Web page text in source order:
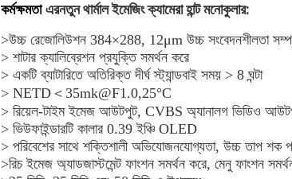
কর্মক্ষমতা এরনতুন থার্মাল ইমেজিং ক্যামেরা হান্ট মনোকুলার:
>উচ্চ রেজোলিউশন 384×288, 12μm উচ্চ সংবেদনশীলতা
> শাটার ক্যালিব্রেশন প্রযুক্তি সমর্থন করে
> একটি ব্যাটারিতে অতিরিক্ত দীর্ঘ স্ট্যান্ডবাই সময় > 8 ঘন্টা
> NETD＜35mk@F1.0,25°C
> রিয়েল-টাইম ইমেজ আউটপুট, CVBS অ্যানালগ ভিডিও
> ভিউফাইন্ডারটি কালার 0.39 ইঞ্চি OLED
> পরিবেশের সাথে শক্তিশালী অভিযোজনযোগ্যতা, উচ্চ তাপ
>রিচ ইমেজ অ্যাডজাস্টমেন্ট ফাংশন সমর্থন করে, মেনু ফাংশন